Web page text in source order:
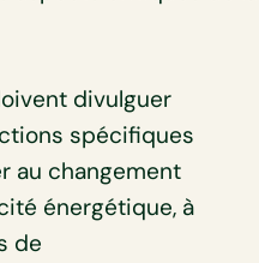
divulguer
spécifiques
au changement
énergétique, à
de